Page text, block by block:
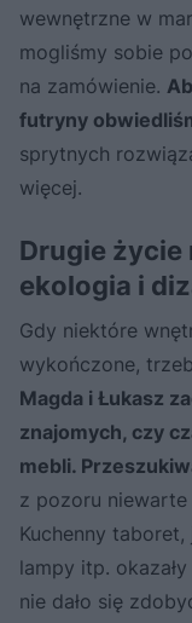
wewnętrzne w
mogliśmy sobie
na zamówienie.
futryny
sprytnych
więcej.
Drugie życie
ekologia i
Gdy niektóre
wykończone,
Magda i Łukasz
znajomych, czy
mebli.
z pozoru niewarte
Kuchenny
lampy itp.
nie dało się